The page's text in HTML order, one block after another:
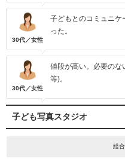
30代／女性
子どもとのコミュニケ
った。
30代／女性
値段が高い。必要のな
等)。
子ども写真スタジオ
総